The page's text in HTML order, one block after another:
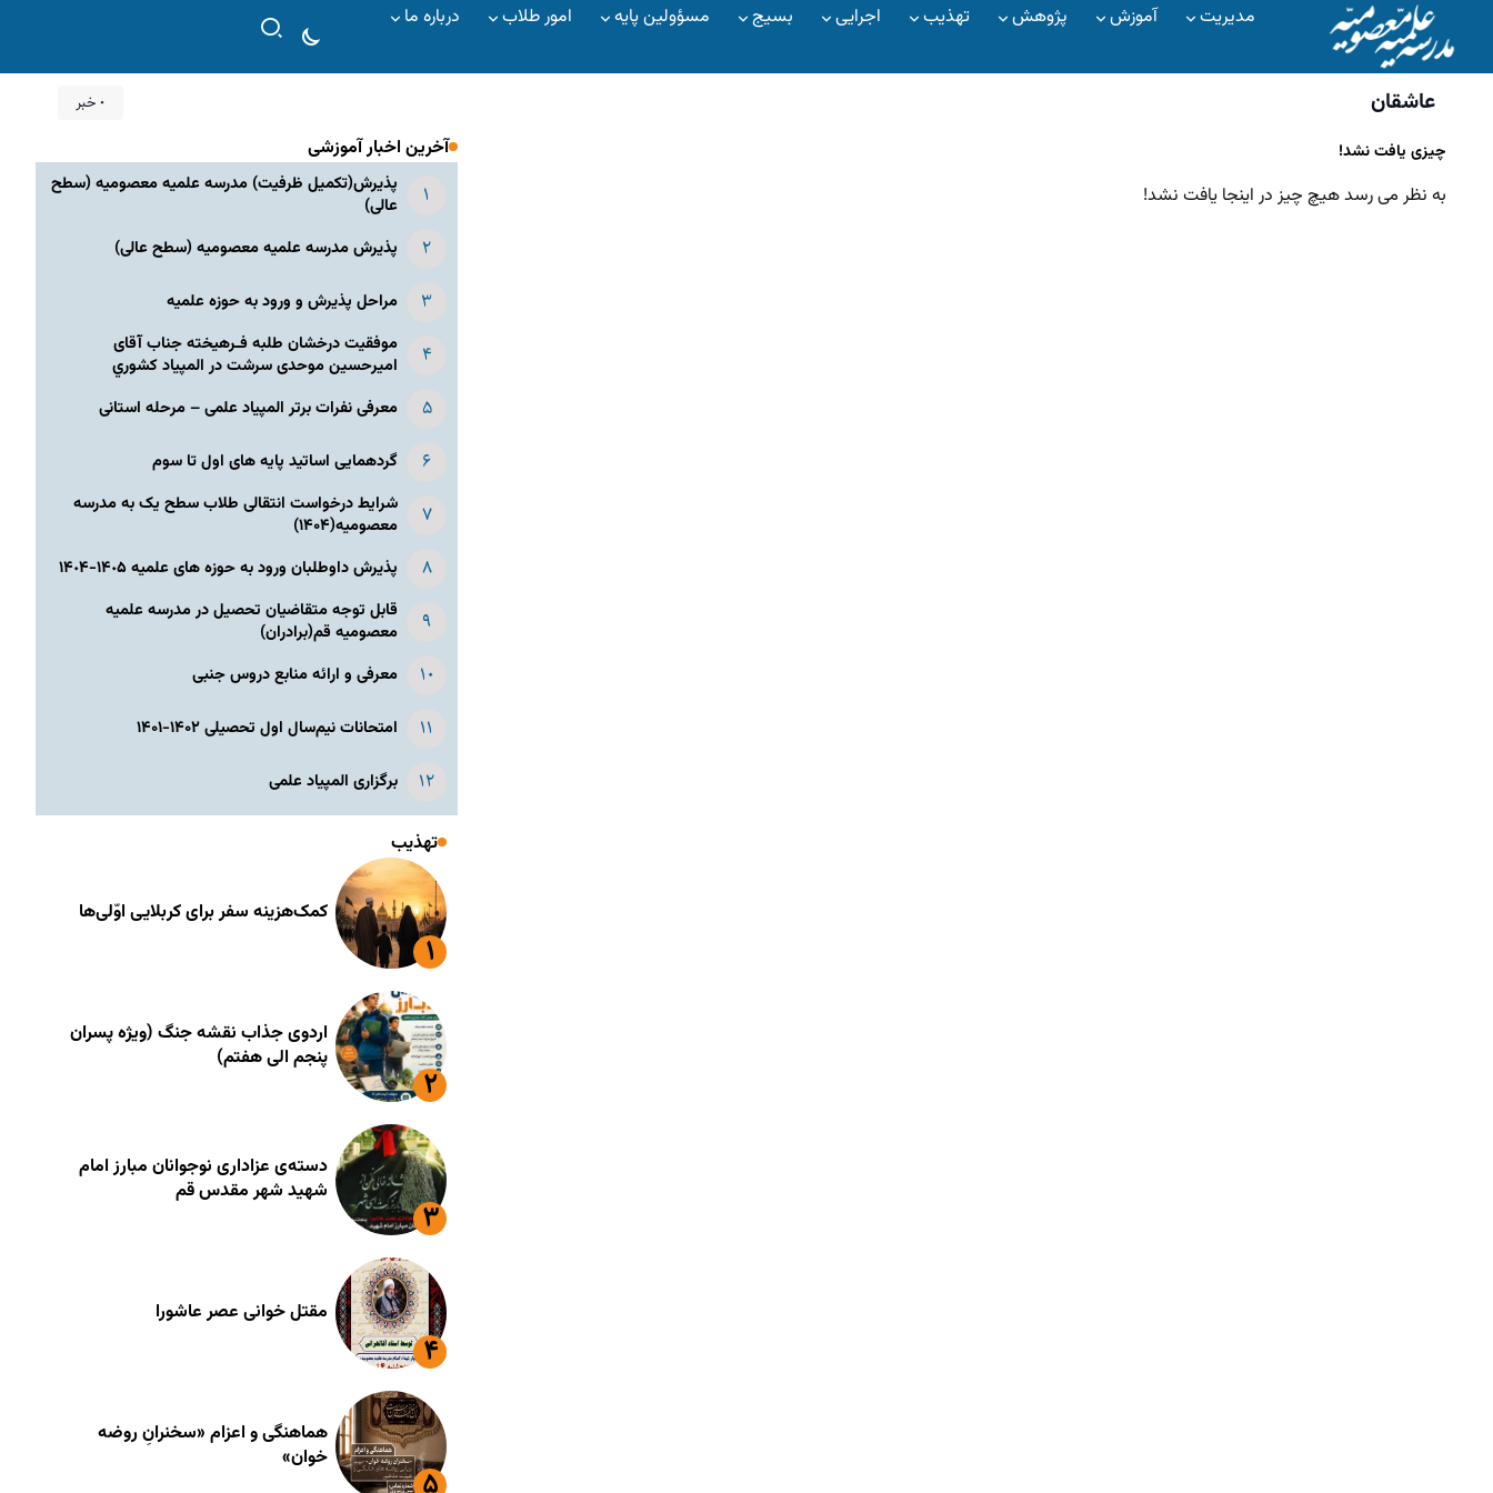
مدیریت آموزش پژوهش تهذیب اجرایی بسیج مسؤولین پایه امور طلاب درباره ما
عاشقان ۰ خبر
چیزی یافت نشد!
به نظر می رسد هیچ چیز در اینجا یافت نشد!
آخرین اخبار آموزشی
پذیرش(تکمیل ظرفیت) مدرسه علمیه معصومیه‌ (سطح
عالی)
پذیرش مدرسه علمیه معصومیه‌ (سطح عالی)
مراحل پذیرش و ورود به حوزه علمیه
موفقیت درخشان طلبه فـرهیخته جناب آقای
امیرحسین موحدی سرشت در المپياد كشوري
معرفی نفرات برتر المپیاد علمی – مرحله استانی
گردهمایی اساتید پایه های اول تا سوم
شرایط درخواست انتقالی طلاب سطح یک به مدرسه
معصومیه(۱۴۰۴)
پذیرش داوطلبان ورود به حوزه های علمیه ١۴٠۵-١۴٠۴
قابل توجه متقاضیان تحصیل در مدرسه علمیه
معصومیه قم(برادران)
معرفی و ارائه منابع دروس جنبی
امتحانات نیم‌سال اول تحصیلی ۱۴۰۲-۱۴۰۱
برگزاری المپیاد علمی
تهذیب
کمک‌هزینه سفر برای کربلایی اوّلی‌ها
اردوی جذاب نقشه جنگ (ویژه پسران
پنجم الی هفتم)
دسته‌ی عزاداری نوجوانان مبارز امام
شهید شهر مقدس قم
مقتل خوانی عصر عاشورا
هماهنگی و اعزام «سخنرانِ روضه
خوان»